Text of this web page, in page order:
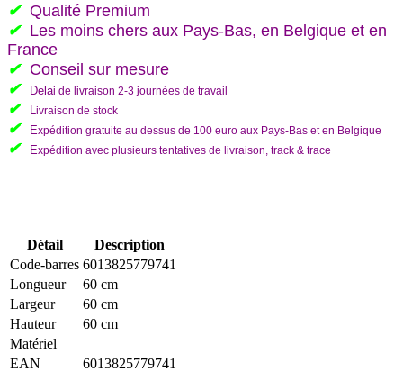
✔ Qualité Premium
✔ Les moins chers aux Pays-Bas, en Belgique et en
France
✔ Conseil sur mesure
✔
Delai de livraison 2-3 journées de travail
✔ L ivraison de stock
✔ Expédition gratuite au dessus de 100 euro aux Pays-Bas et en Belgique
✔ Expédition avec plusieurs tentatives de livraison, track & trace
Détail
Description
Code-barres 6013825779741
Longueur
60 cm
Largeur
60 cm
Hauteur
60 cm
Matériel
EAN
6013825779741